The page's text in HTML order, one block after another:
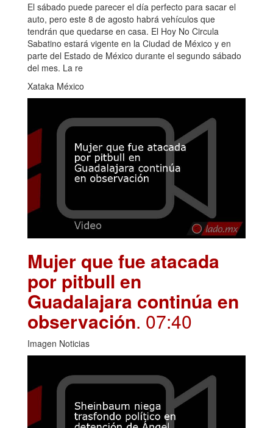
El sábado puede parecer el día perfecto para sacar el
auto, pero este 8 de agosto habrá vehículos que
tendrán que quedarse en casa. El Hoy No Circula
Sabatino estará vigente en la Ciudad de México y en
parte del Estado de México durante el segundo sábado
del mes. La re
Xataka México
Mujer que fue atacada
por pitbull en
Guadalajara continúa en
observación. 07:40
Imagen Noticias